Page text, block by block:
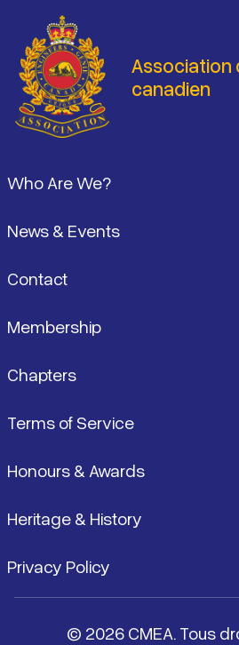
Association
canadien
Who Are We?
News & Events
Contact
Membership
Chapters
Terms of Service
Honours & Awards
Heritage & History
Privacy Policy
© 2026 CMEA. Tous